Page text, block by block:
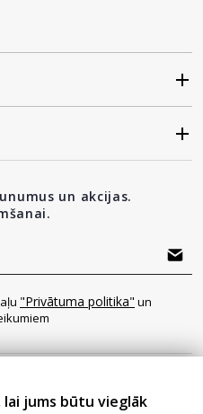
un akcijas.
"Privātuma politika" un
jums būtu vieglāk